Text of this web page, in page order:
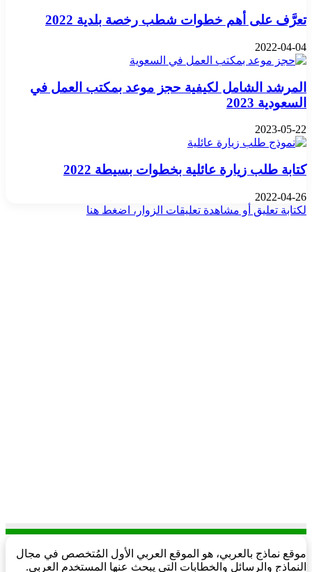
تعرَّف على أهم خطوات شطب رخصة بلدية 2022
2022-04-04
المرشد الشامل لكيفية حجز موعد بمكتب العمل في
السعودية 2023
2023-05-22
كتابة طلب زيارة عائلية بخطوات بسيطة 2022
2022-04-26
لكتابة تعليق أو مشاهدة تعليقات الزوار، اضغط هنا
موقع نماذج بالعربي، هو الموقع العربي الأول المُتخصص في مجال
النماذج والرسائل والخطابات التي يبحث عنها المستخدم العربي.